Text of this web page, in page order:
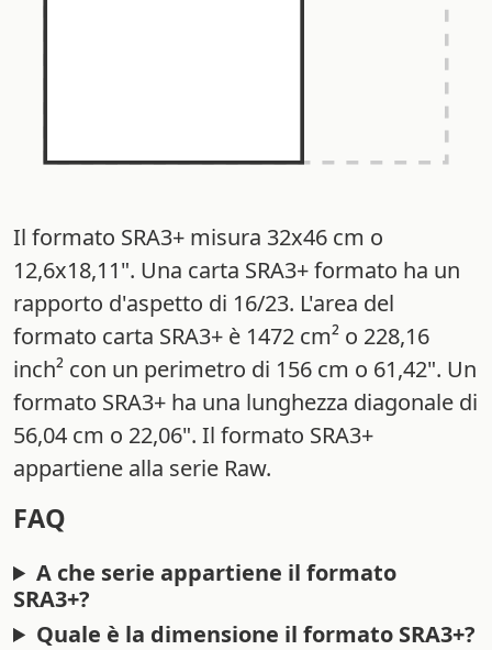
Il formato SRA3+ misura 32x46 cm o
12,6x18,11". Una carta SRA3+ formato ha un
rapporto d'aspetto di 16/23. L'area del
formato carta SRA3+ è 1472 cm² o 228,16
inch² con un perimetro di 156 cm o 61,42". Un
formato SRA3+ ha una lunghezza diagonale di
56,04 cm o 22,06". Il formato SRA3+
appartiene alla serie Raw.
FAQ
A che serie appartiene il formato
SRA3+?
Quale è la dimensione il formato SRA3+?